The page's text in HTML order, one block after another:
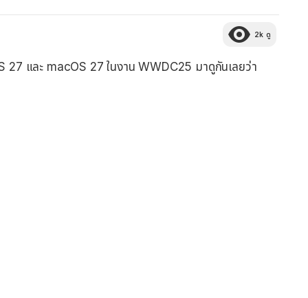
2k ดู
และ macOS 27 ในงาน WWDC25 มาดูกันเลยว่า